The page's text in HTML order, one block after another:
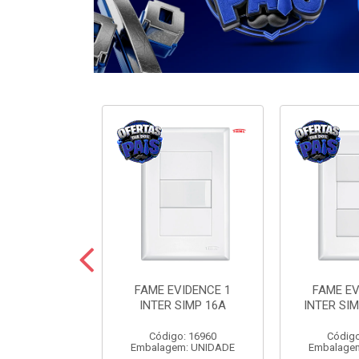
FAME EVIDENCE 1
INTER SIMP 16A
Código: 16960
Embalagem: UNIDADE
FAME
INTER